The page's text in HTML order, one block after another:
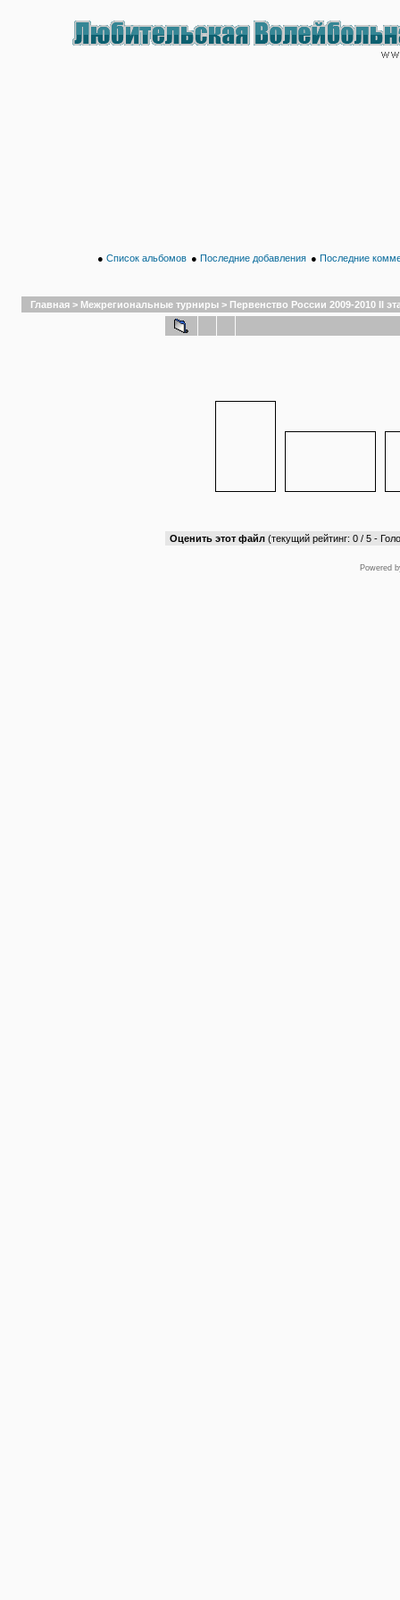
● Список альбомов ● Последние добавления ● Последние
Главная > Межрегиональные турниры > Первенство России 2009-2010 II
Оценить этот файл (текущий рейтинг: 0 / 5 -
Powered